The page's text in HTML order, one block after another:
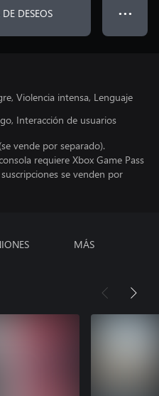
DESEOS ● ● ●
Violencia intensa, Lenguaje
Interacción de usuarios
vende por separado).
requiere Xbox Game Pass
se venden por
MÁS